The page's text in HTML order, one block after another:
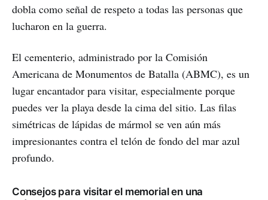
dobla como señal de respeto a todas las personas que
lucharon en la guerra.
El cementerio, administrado por la Comisión
Americana de Monumentos de Batalla (ABMC), es un
lugar encantador para visitar, especialmente porque
puedes ver la playa desde la cima del sitio. Las filas
simétricas de lápidas de mármol se ven aún más
impresionantes contra el telón de fondo del mar azul
profundo.
Consejos para visitar el memorial en una